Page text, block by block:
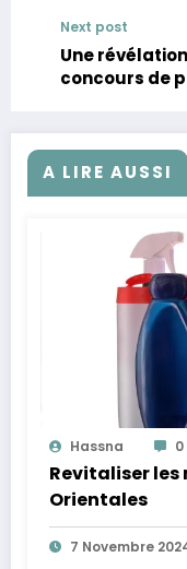
Next post
Une
concours de
A LIRE AUSSI
Hassna 0
Revitaliser les
Orientales
7 Novembre